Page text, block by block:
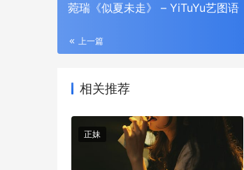
菀瑞《似夏未走》 – YiTuYu艺图语
上一篇
相关推荐
正妹